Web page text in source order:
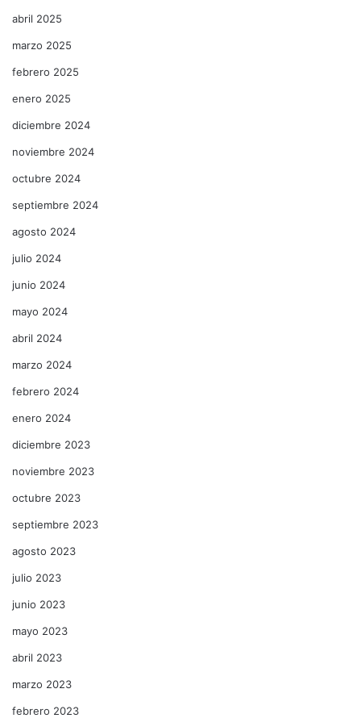
abril 2025
marzo 2025
febrero 2025
enero 2025
diciembre 2024
noviembre 2024
octubre 2024
septiembre 2024
agosto 2024
julio 2024
junio 2024
mayo 2024
abril 2024
marzo 2024
febrero 2024
enero 2024
diciembre 2023
noviembre 2023
octubre 2023
septiembre 2023
agosto 2023
julio 2023
junio 2023
mayo 2023
abril 2023
marzo 2023
febrero 2023